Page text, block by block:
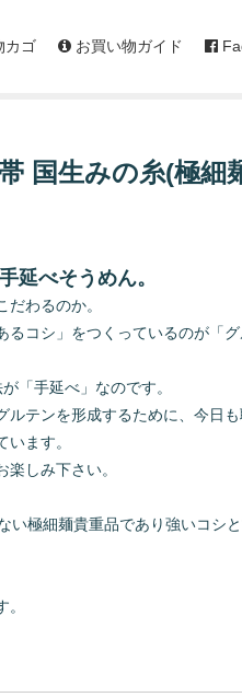
カゴ お買い物ガイド
国生みの糸(極細
延べそうめん。
わるのか。
コシ」をつくっているのが「
「手延べ」なのです。
テンを形成するために、今日
ます。
しみ下さい。
い極細麺貴重品であり強いコシ